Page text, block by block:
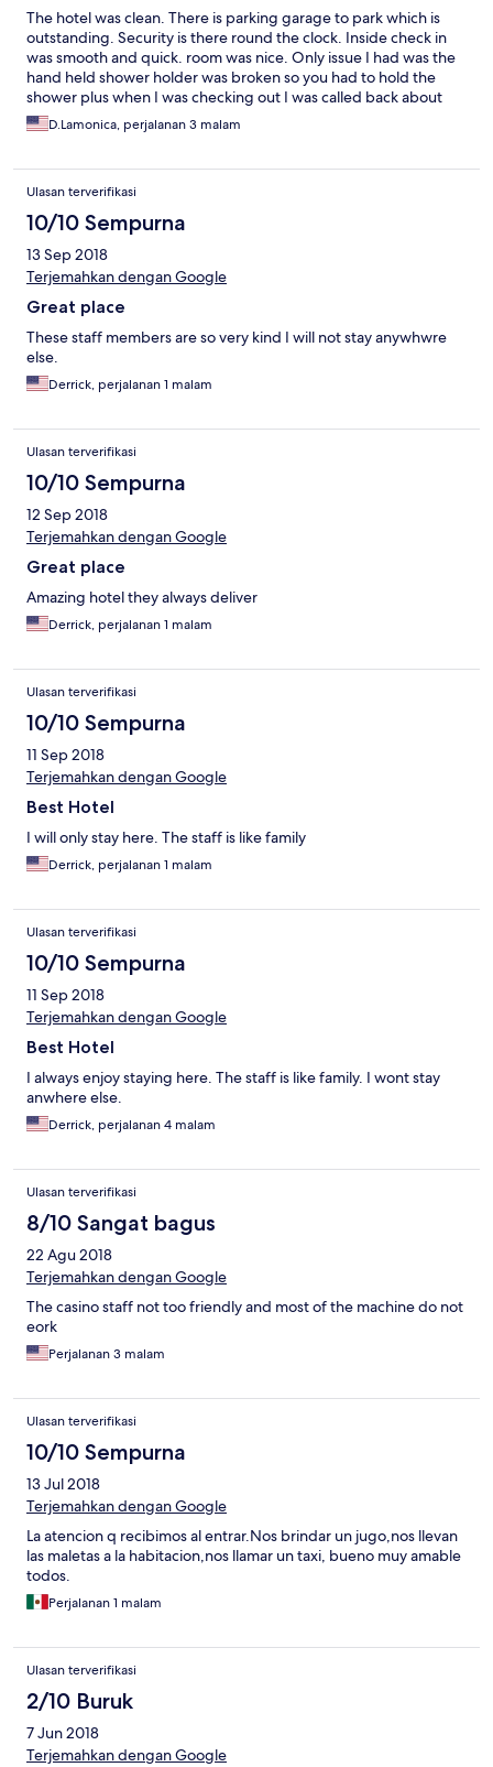
The hotel was clean. There is parking garage to park which is
outstanding. Security is there round the clock. Inside check in
was smooth and quick. room was nice. Only issue I had was the
hand held shower holder was broken so you had to hold the
shower plus when I was checking out I was called back about
two missing towels. I told the front desk I had four towels when I
arrived and turned them in only to get two towels back. The
would have charged me for the towels when it was the maids
fault. My only two gripes still doesn't take away from the hotel. I
would stay here again. Also, the music is bumping until 6 in the
morning. It didn't bother me though.
D.Lamonica, perjalanan 3 malam
Ulasan terverifikasi
10/10 Sempurna
13 Sep 2018
Terjemahkan dengan Google
Great place
These staff members are so very kind I will not stay anywhwre
else.
Derrick, perjalanan 1 malam
Ulasan terverifikasi
10/10 Sempurna
12 Sep 2018
Terjemahkan dengan Google
Great place
Amazing hotel they always deliver
Derrick, perjalanan 1 malam
Ulasan terverifikasi
10/10 Sempurna
11 Sep 2018
Terjemahkan dengan Google
Best Hotel
I will only stay here. The staff is like family
Derrick, perjalanan 1 malam
Ulasan terverifikasi
10/10 Sempurna
11 Sep 2018
Terjemahkan dengan Google
Best Hotel
I always enjoy staying here. The staff is like family. I wont stay
anwhere else.
Derrick, perjalanan 4 malam
Ulasan terverifikasi
8/10 Sangat bagus
22 Agu 2018
Terjemahkan dengan Google
The casino staff not too friendly and most of the machine do not
eork
Perjalanan 3 malam
Ulasan terverifikasi
10/10 Sempurna
13 Jul 2018
Terjemahkan dengan Google
La atencion q recibimos al entrar.Nos brindar un jugo,nos llevan
las maletas a la habitacion,nos llamar un taxi, bueno muy amable
todos.
Perjalanan 1 malam
Ulasan terverifikasi
2/10 Buruk
7 Jun 2018
Terjemahkan dengan Google